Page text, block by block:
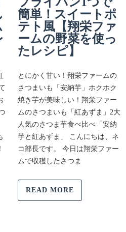
簡単！スイートポ
テト風【翔栄ファ
ームの野菜を使っ
たレシピ】
とにかく甘い！翔栄ファームの
さつまいも「安納芋」ホクホク
焼き芋が美味しい！翔栄ファー
ムのさつまいも「紅あずま」2大
人気のさつま芋食べ比べ「安納
芋と紅あずま」 こんにちは、ネ
コ部長です。 今日は翔栄ファー
ムで収穫したさつま
READ MORE